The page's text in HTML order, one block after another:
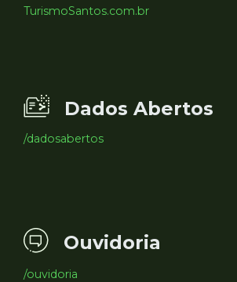
TurismoSantos.com.br
Dados Abertos
/dadosabertos
Ouvidoria
/ouvidoria